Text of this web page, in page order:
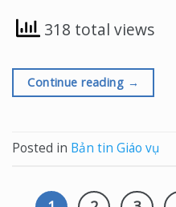
318 total views
Continue reading →
Posted in Bản tin Giáo vụ